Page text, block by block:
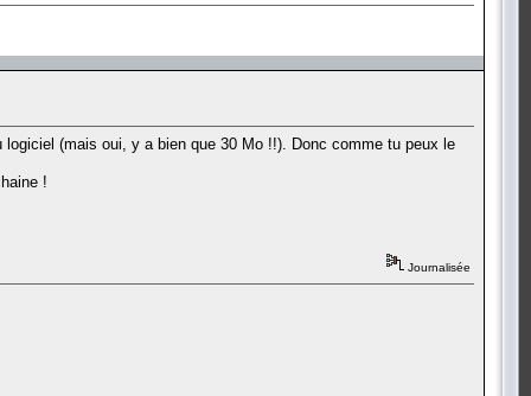
(mais oui, y a bien que 30 Mo !!). Donc comme tu peux le
!
Journalisée